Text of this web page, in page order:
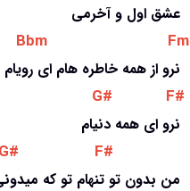
عشق اول و آخرمی
Bbm Fm
نرو از همه خاطره هام ای رویام
G# F#
نرو ای همه دنیام
F#
من بدون تو تنهام تو که